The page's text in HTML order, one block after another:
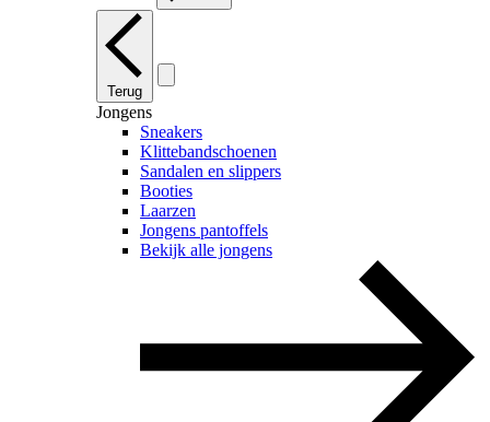
Terug
Jongens
Sneakers
Klittebandschoenen
Sandalen en slippers
Booties
Laarzen
Jongens pantoffels
Bekijk alle jongens